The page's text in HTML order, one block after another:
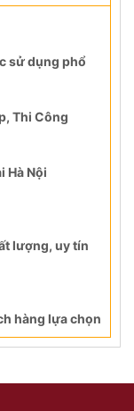
sử dụng phổ
Thi Công
Hà Nội
lượng, uy tín
hàng lựa chọn